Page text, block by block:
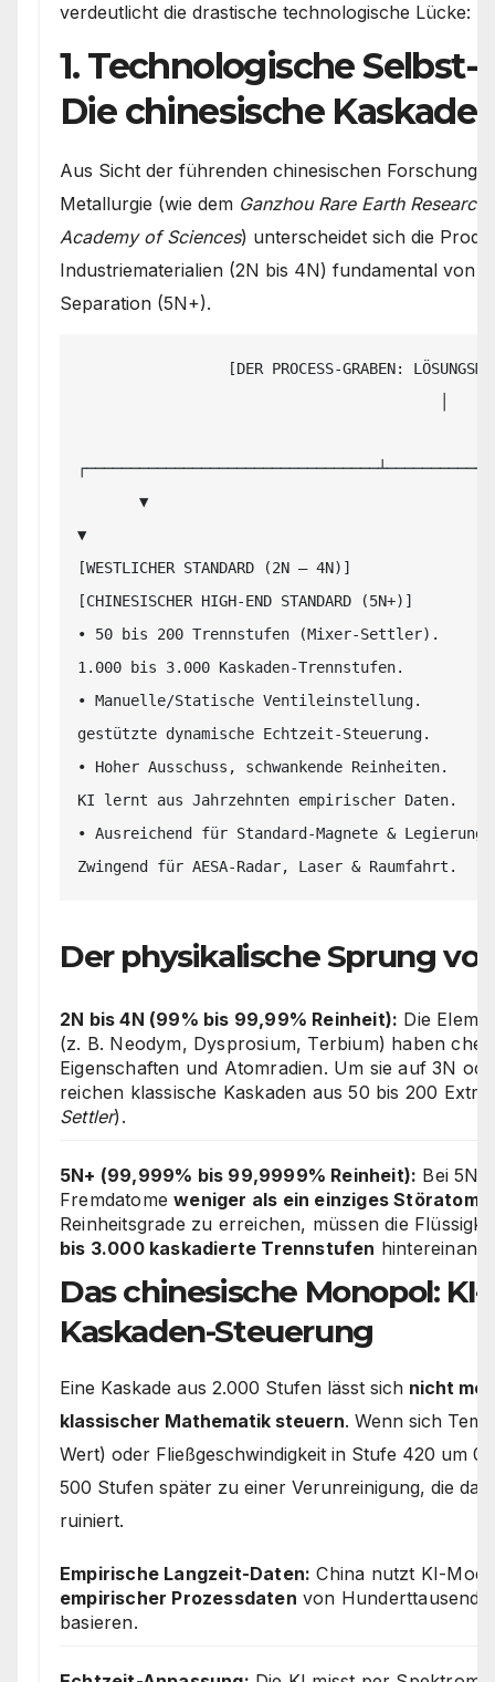
verdeutlicht die drastische technologische Lücke:
1. Technologische Selbst-
Die chinesische
Aus Sicht der führenden chinesischen
Metallurgie (wie dem Ganzhou Rare Earth Research
Academy of Sciences) unterscheidet sich die
Industriematerialien (2N bis 4N) fundamental von
Separation (5N+).
▼
[WESTLICHER STANDARD (2N – 4N)]
[CHINESISCHER HIGH-END STANDARD (5N+)]
• 50 bis 200 Trennstufen (Mixer-
1.000 bis 3.000 Kaskaden-Trennstufen.
• Manuelle/Statische Ventileinstellung.
gestützte dynamische Echtzeit-Steuerung.
• Hoher Ausschuss, schwankende
KI lernt aus Jahrzehnten empirischer Daten.
• Ausreichend für Standard-Magnete &
Der physikalische Sprung
2N bis 4N (99% bis 99,99% Reinheit): Die
(z. B. Neodym, Dysprosium, Terbium) haben
Eigenschaften und Atomradien. Um sie auf 3N
reichen klassische Kaskaden aus 50 bis 200
Settler).
5N+ (99,999% bis 99,9999% Reinheit): Bei
Fremdatomeweniger als ein einziges Störatom
Reinheitsgrade zu erreichen, müssen die
bis 3.000 kaskadierte Trennstufen
Das chinesische Monopol:
Kaskaden-Steuerung
Eine Kaskade aus 2.000 Stufen lässt sich nicht
klassischer Mathematik steuern. Wenn sich
Wert) oder Fließgeschwindigkeit in Stufe 420 um
500 Stufen später zu einer Verunreinigung, die
ruiniert.
Empirische Langzeit-Daten: China nutzt KI-
empirischer Prozessdaten von
basieren.